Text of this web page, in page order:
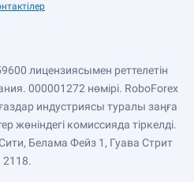
лицензиясымен реттелетін
000001272 нөмірі. RoboForex
индустриясы туралы заңға
комиссияда тіркелді.
Белама Фейз 1, Гуава Стрит
2118.